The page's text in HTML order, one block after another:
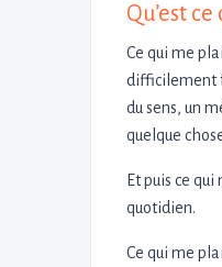
Qu’est
Ce qui me
difficilement
du sens, un
quelque
Et puis ce
quotidien.
Ce qui me